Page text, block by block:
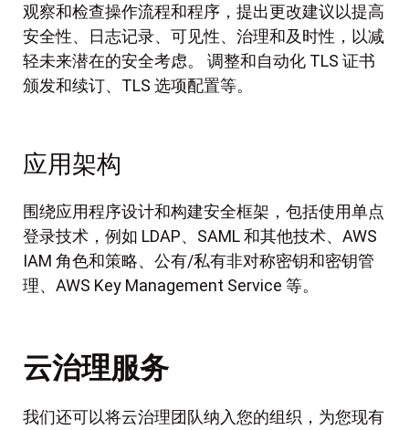
观察和检查操作流程和程序，提出更改建议以提高
安全性、日志记录、可见性、治理和及时性，以减
轻未来潜在的安全考虑。 调整和自动化 TLS 证书
颁发和续订、TLS 选项配置等。
应用架构
围绕应用程序设计和构建安全框架，包括使用单点
登录技术，例如 LDAP、SAML 和其他技术、AWS
IAM 角色和策略、公有/私有非对称密钥和密钥管
理、AWS Key Management Service 等。
云治理服务
我们还可以将云治理团队纳入您的组织，为您现有